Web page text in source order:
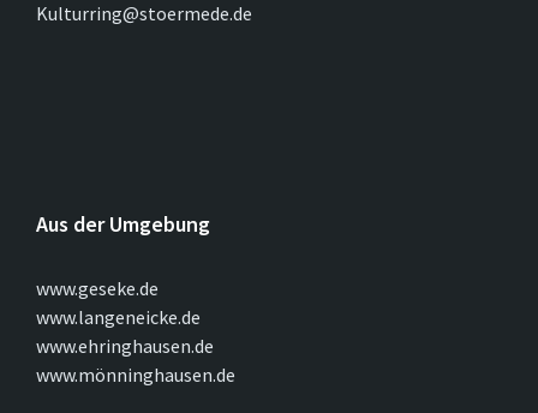
Kulturring@stoermede.de
Aus der Umgebung
www.geseke.de
www.langeneicke.de
www.ehringhausen.de
www.mönninghausen.de